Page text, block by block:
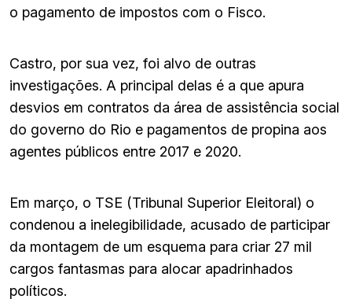
o pagamento de impostos com o Fisco.
Castro, por sua vez, foi alvo de outras
investigações. A principal delas é a que apura
desvios em contratos da área de assistência social
do governo do Rio e pagamentos de propina aos
agentes públicos entre 2017 e 2020.
Em março, o TSE (Tribunal Superior Eleitoral) o
condenou a inelegibilidade, acusado de participar
da montagem de um esquema para criar 27 mil
cargos fantasmas para alocar apadrinhados
políticos.